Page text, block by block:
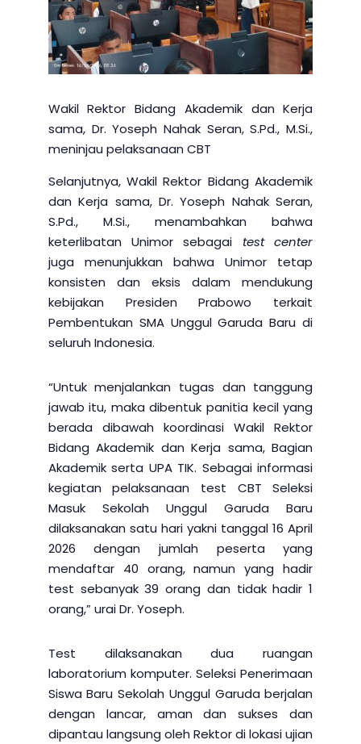
Wakil Rektor Bidang Akademik dan Kerja
sama, Dr. Yoseph Nahak Seran, S.Pd., M.Si.,
meninjau pelaksanaan CBT
Selanjutnya, Wakil Rektor Bidang Akademik
dan Kerja sama, Dr. Yoseph Nahak Seran,
S.Pd., M.Si., menambahkan bahwa
keterlibatan Unimor sebagai test center
juga menunjukkan bahwa Unimor tetap
konsisten dan eksis dalam mendukung
kebijakan Presiden Prabowo terkait
Pembentukan SMA Unggul Garuda Baru di
seluruh Indonesia.
“Untuk menjalankan tugas dan tanggung
jawab itu, maka dibentuk panitia kecil yang
berada dibawah koordinasi Wakil Rektor
Bidang Akademik dan Kerja sama, Bagian
Akademik serta UPA TIK. Sebagai informasi
kegiatan pelaksanaan test CBT Seleksi
Masuk Sekolah Unggul Garuda Baru
dilaksanakan satu hari yakni tanggal 16 April
2026 dengan jumlah peserta yang
mendaftar 40 orang, namun yang hadir
test sebanyak 39 orang dan tidak hadir 1
orang,” urai Dr. Yoseph.
Test dilaksanakan dua ruangan
laboratorium komputer. Seleksi Penerimaan
Siswa Baru Sekolah Unggul Garuda berjalan
dengan lancar, aman dan sukses dan
dipantau langsung oleh Rektor di lokasi ujian